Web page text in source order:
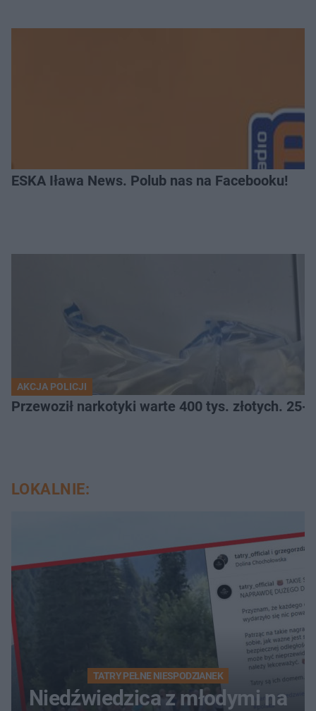
ESKA Iława News. Polub nas na Facebooku!
AKCJA POLICJI
Przewoził narkotyki warte 400 tys. złotych.
LOKALNIE:
TATRY PEŁNE NIESPODZIANEK
Niedźwiedzica z młodymi na